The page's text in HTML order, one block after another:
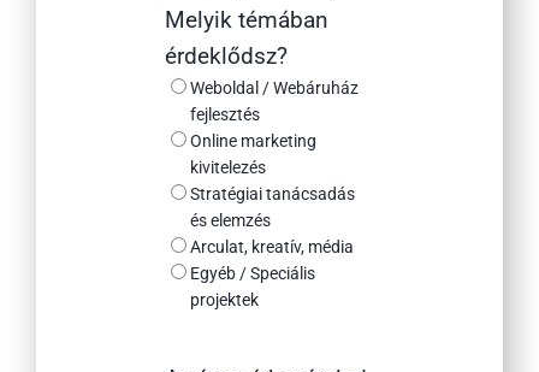
Melyik témában
érdeklődsz?
Weboldal / Webáruház
fejlesztés
Online marketing
kivitelezés
Stratégiai tanácsadás
és elemzés
Arculat, kreatív, média
Egyéb / Speciális
projektek